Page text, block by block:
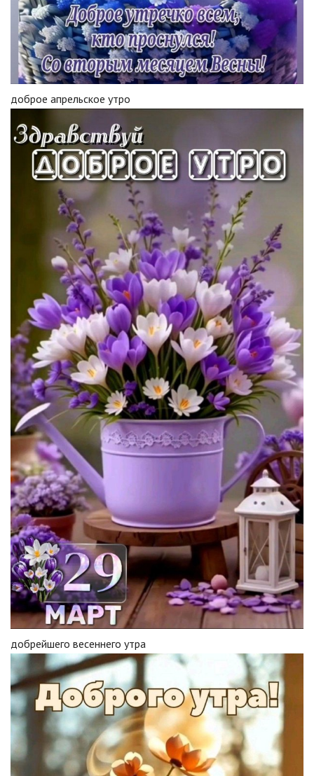
доброе апрельское утро
добрейшего весеннего утра